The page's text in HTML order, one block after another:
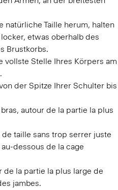
natürliche Taille herum, halten
etwas oberhalb des
Brustkorbs.
vollste Stelle Ihres Körpers am
der Spitze Ihrer Schulter bis
autour de la partie la plus
taille sans trop serrer juste
dessous de la cage
de la partie la plus large de
jambes.